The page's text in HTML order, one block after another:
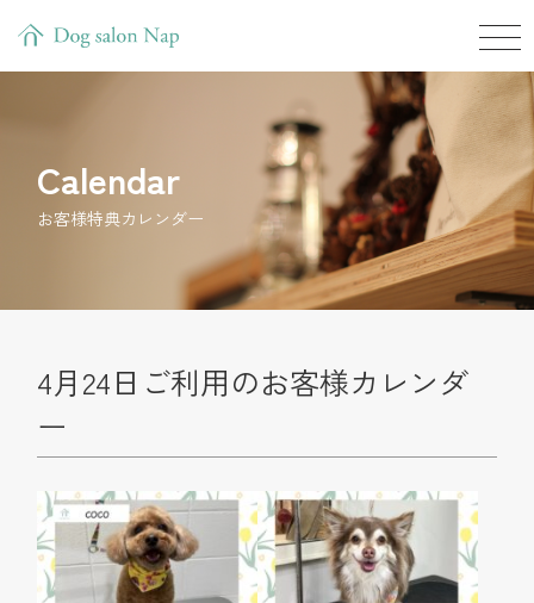
Calendar
お客様特典カレンダー
4月24日ご利用のお客様カレンダ
ー